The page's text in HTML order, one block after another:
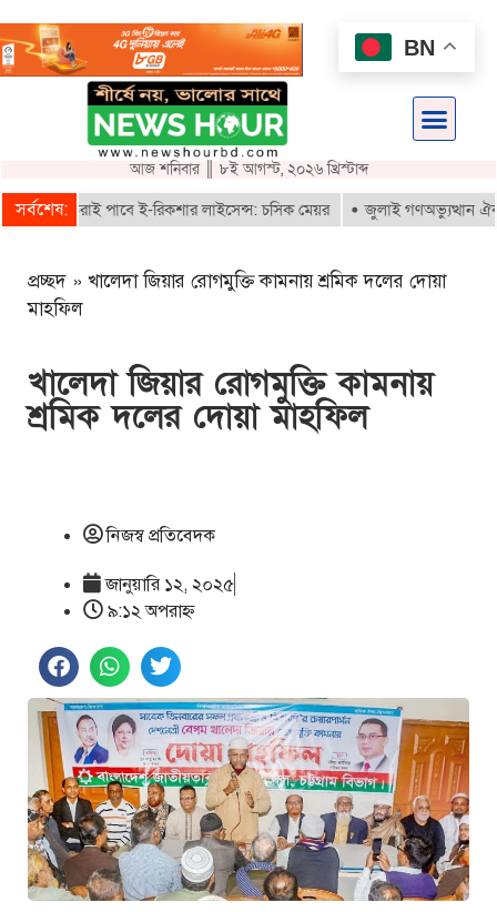
আজ শনিবার ║ ৮ই আগস্ট, ২০২৬ খ্রিস্টাব্দ
সর্বশেষ:পাবে ই-রিকশার লাইসেন্স: চসিক মেয়র জুলাই গণঅভ্যুত্থান ঐক্যবদ্ধ
প্রচ্ছদ » খালেদা জিয়ার রোগমুক্তি কামনায় শ্রমিক দলের দোয়া
মাহফিল
খালেদা জিয়ার রোগমুক্তি কামনায়
শ্রমিক দলের দোয়া মাহফিল
নিজস্ব প্রতিবেদক
জানুয়ারি ১২, ২০২৫
৯:১২ অপরাহ্ণ
BN